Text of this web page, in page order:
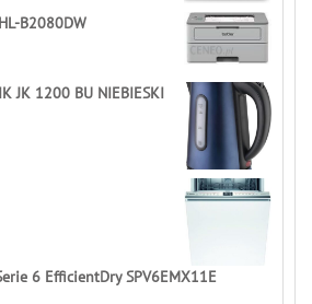
B2080DW
JK 1200 BU NIEBIESKI
6 EfficientDry SPV6EMX11E